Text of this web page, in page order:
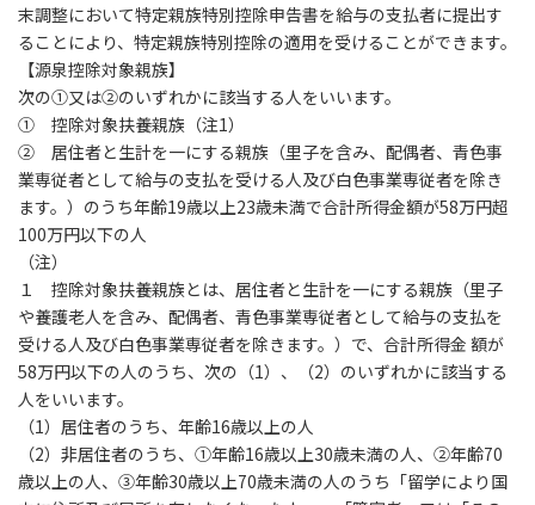
末調整において特定親族特別控除申告書を給与の支払者に提出す
ることにより、特定親族特別控除の適用を受けることができます。
【源泉控除対象親族】
次の①又は②のいずれかに該当する人をいいます。
① 控除対象扶養親族（注1）
② 居住者と生計を一にする親族（里子を含み、配偶者、青色事
業専従者として給与の支払を受ける人及び白色事業専従者を除き
ます。）のうち年齢19歳以上23歳未満で合計所得金額が58万円超
100万円以下の人
（注）
１ 控除対象扶養親族とは、居住者と生計を一にする親族（里子
や養護老人を含み、配偶者、青色事業専従者として給与の支払を
受ける人及び白色事業専従者を除きます。）で、合計所得金 額が
58万円以下の人のうち、次の（1）、（2）のいずれかに該当する
人をいいます。
（1）居住者のうち、年齢16歳以上の人
（2）非居住者のうち、①年齢16歳以上30歳未満の人、②年齢70
歳以上の人、③年齢30歳以上70歳未満の人のうち「留学により国